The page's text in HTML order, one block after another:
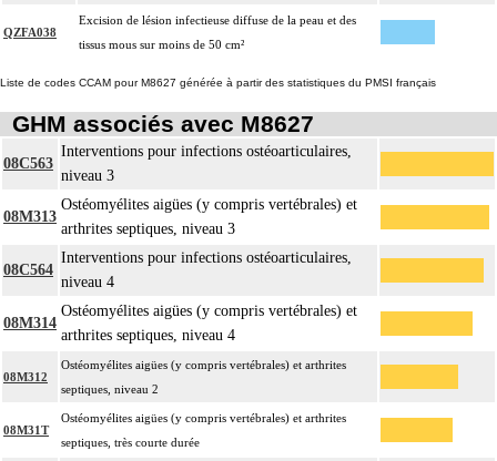
QZFA038
Excision de lésion infectieuse diffuse de la peau et des
tissus mous sur moins de 50 cm²
Liste de codes CCAM pour M8627 générée à partir des statistiques du PMSI français
GHM associés avec M8627
08C563
Interventions pour infections ostéoarticulaires,
niveau 3
08M313
Ostéomyélites aigües (y compris vertébrales) et
arthrites septiques, niveau 3
08C564
Interventions pour infections ostéoarticulaires,
niveau 4
08M314
Ostéomyélites aigües (y compris vertébrales) et
arthrites septiques, niveau 4
08M312
Ostéomyélites aigües (y compris vertébrales) et arthrites
septiques, niveau 2
08M31T
Ostéomyélites aigües (y compris vertébrales) et arthrites
septiques, très courte durée